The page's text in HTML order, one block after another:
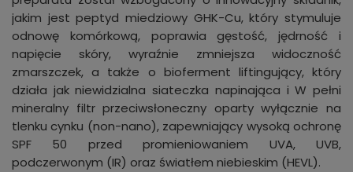
jakim jest peptyd miedziowy GHK-Cu, który stymuluje
odnowę komórkową, poprawia gęstość, jędrność i
napięcie skóry, wyraźnie zmniejsza widoczność
zmarszczek, a także o bioferment liftingujący, który
działa jak niewidzialna siateczka napinająca i W pełni
mineralny filtr przeciwsłoneczny oparty wyłącznie na
tlenku cynku (non-nano), zapewniający wysoką ochronę
SPF 50 przed promieniowaniem UVA, UVB,
podczerwonym (IR) oraz światłem niebieskim (HEVL).